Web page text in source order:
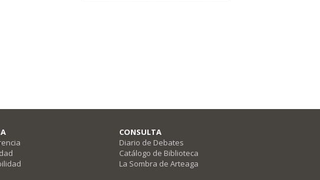
CONSULTA
Diario de Debates
Catálogo de Biblioteca
La Sombra de Arteaga